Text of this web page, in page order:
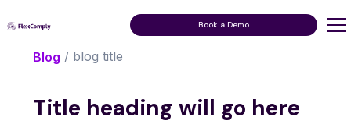
Book a Demo
Blog / blog title
Title heading will go here